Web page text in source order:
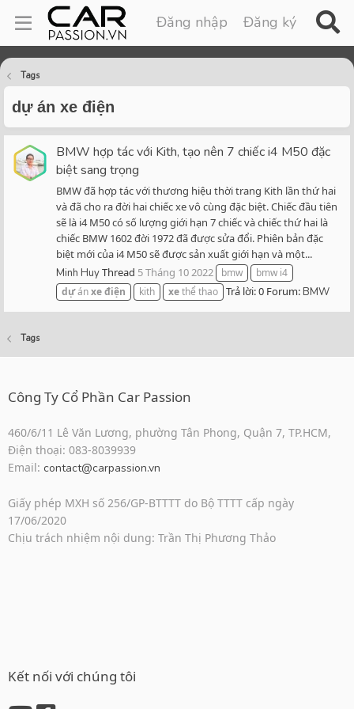
Đăng nhập Đăng ký
Tags
dự án xe điện
BMW hợp tác với Kith, tạo nên 7 chiếc i4 M50 đặc
biệt sang trọng
BMW đã hợp tác với thương hiệu thời trang Kith lần thứ hai
và đã cho ra đời hai chiếc xe vô cùng đặc biệt. Chiếc đầu tiên
sẽ là i4 M50 có số lượng giới hạn 7 chiếc và chiếc thứ hai là
chiếc BMW 1602 đời 1972 đã được sửa đổi. Phiên bản đặc
biệt mới của i4 M50 sẽ được sản xuất giới hạn và một...
Minh HuyThread 5 Tháng 10 2022 bmw
bmw i4
dựánxeđiện kith xethể thao Trả lời: 0 Forum:BMW
Tags
Công Ty Cổ Phần Car Passion
460/6/11 Lê Văn Lương, phường Tân Phong, Quận 7, TP.HCM,
Điện thoại: 083-8039939
Email: contact@carpassion.vn
Giấy phép MXH số 256/GP-BTTTT do Bộ TTTT cấp ngày
17/06/2020
Chịu trách nhiệm nội dung: Trần Thị Phương Thảo
Kết nối với chúng tôi